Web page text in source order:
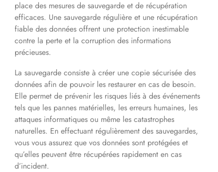
place des mesures de sauvegarde et de récupération
efficaces. Une sauvegarde régulière et une récupération
fiable des données offrent une protection inestimable
contre la perte et la corruption des informations
précieuses.
La sauvegarde consiste à créer une copie sécurisée des
données afin de pouvoir les restaurer en cas de besoin.
Elle permet de prévenir les risques liés à des événements
tels que les pannes matérielles, les erreurs humaines, les
attaques informatiques ou même les catastrophes
naturelles. En effectuant régulièrement des sauvegardes,
vous vous assurez que vos données sont protégées et
qu’elles peuvent être récupérées rapidement en cas
d’incident.